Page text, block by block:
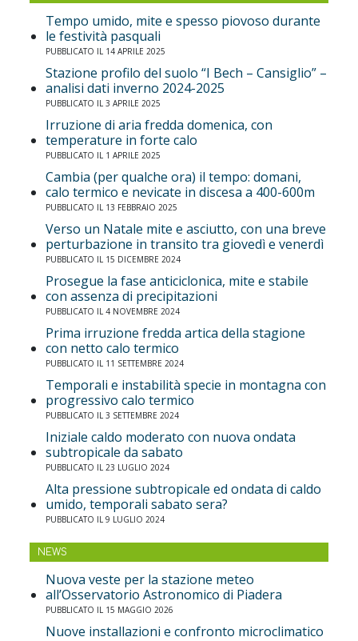
Tempo umido, mite e spesso piovoso durante
le festività pasquali
PUBBLICATO IL 14 APRILE 2025
Stazione profilo del suolo “I Bech – Cansiglio” –
analisi dati inverno 2024-2025
PUBBLICATO IL 3 APRILE 2025
Irruzione di aria fredda domenica, con
temperature in forte calo
PUBBLICATO IL 1 APRILE 2025
Cambia (per qualche ora) il tempo: domani,
calo termico e nevicate in discesa a 400-600m
PUBBLICATO IL 13 FEBBRAIO 2025
Verso un Natale mite e asciutto, con una breve
perturbazione in transito tra giovedì e venerdì
PUBBLICATO IL 15 DICEMBRE 2024
Prosegue la fase anticiclonica, mite e stabile
con assenza di precipitazioni
PUBBLICATO IL 4 NOVEMBRE 2024
Prima irruzione fredda artica della stagione
con netto calo termico
PUBBLICATO IL 11 SETTEMBRE 2024
Temporali e instabilità specie in montagna con
progressivo calo termico
PUBBLICATO IL 3 SETTEMBRE 2024
Iniziale caldo moderato con nuova ondata
subtropicale da sabato
PUBBLICATO IL 23 LUGLIO 2024
Alta pressione subtropicale ed ondata di caldo
umido, temporali sabato sera?
PUBBLICATO IL 9 LUGLIO 2024
NEWS
Nuova veste per la stazione meteo
all’Osservatorio Astronomico di Piadera
PUBBLICATO IL 15 MAGGIO 2026
Nuove installazioni e confronto microclimatico